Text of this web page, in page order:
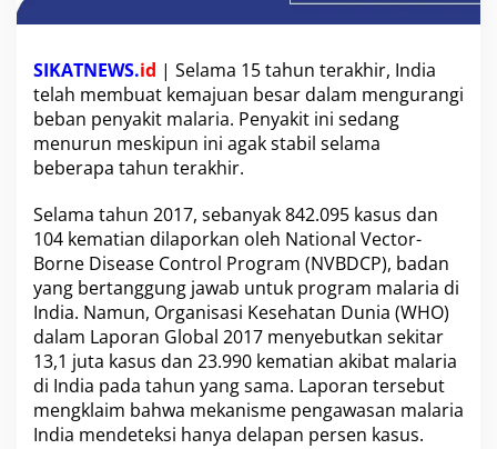
g
e
m
a
n
k
a
K
e
r
a
n
g
k
a
K
SIKATNEWS.id | Selama 15 tahun terakhir, India
telah membuat kemajuan besar dalam mengurangi
beban penyakit malaria. Penyakit ini sedang
menurun meskipun ini agak stabil selama
beberapa tahun terakhir.
Selama tahun 2017, sebanyak 842.095 kasus dan
104 kematian dilaporkan oleh National Vector-
Borne Disease Control Program (NVBDCP), badan
yang bertanggung jawab untuk program malaria di
India. Namun, Organisasi Kesehatan Dunia (WHO)
dalam Laporan Global 2017 menyebutkan sekitar
13,1 juta kasus dan 23.990 kematian akibat malaria
di India pada tahun yang sama. Laporan tersebut
mengklaim bahwa mekanisme pengawasan malaria
India mendeteksi hanya delapan persen kasus.